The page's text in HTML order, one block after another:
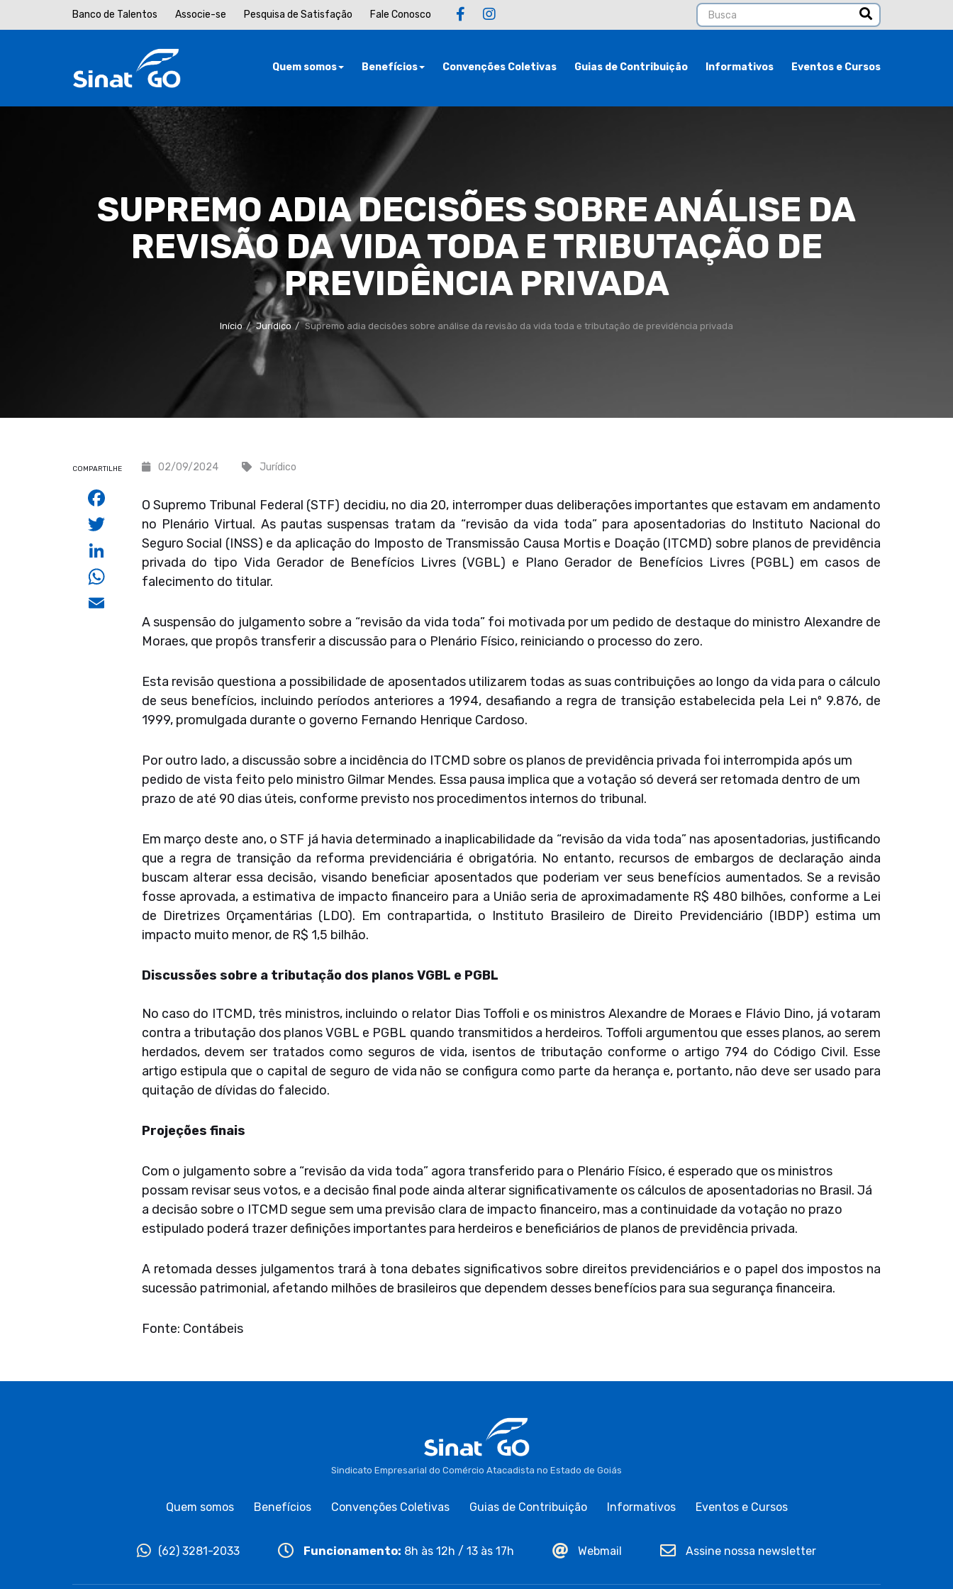
Banco de Talentos Associe-se Pesquisa de Satisfação Fale Conosco
Quem somos Benefícios Convenções Coletivas Guias de Contribuição Informativos Eventos e Cursos
SUPREMO ADIA DECISÕES SOBRE ANÁLISE DA
REVISÃO DA VIDA TODA E TRIBUTAÇÃO DE
PREVIDÊNCIA PRIVADA
Início Jurídico Supremo adia decisões sobre análise da revisão da vida toda e tributação de previdência privada
02/09/2024 Jurídico
O Supremo Tribunal Federal (STF) decidiu, no dia 20, interromper duas deliberações importantes que estavam em andamento
no Plenário Virtual. As pautas suspensas tratam da “revisão da vida toda” para aposentadorias do Instituto Nacional do
Seguro Social (INSS) e da aplicação do Imposto de Transmissão Causa Mortis e Doação (ITCMD) sobre planos de previdência
privada do tipo Vida Gerador de Benefícios Livres (VGBL) e Plano Gerador de Benefícios Livres (PGBL) em casos de
falecimento do titular.
A suspensão do julgamento sobre a “revisão da vida toda” foi motivada por um pedido de destaque do ministro Alexandre de
Moraes, que propôs transferir a discussão para o Plenário Físico, reiniciando o processo do zero.
Esta revisão questiona a possibilidade de aposentados utilizarem todas as suas contribuições ao longo da vida para o cálculo
de seus benefícios, incluindo períodos anteriores a 1994, desafiando a regra de transição estabelecida pela Lei nº 9.876, de
1999, promulgada durante o governo Fernando Henrique Cardoso.
Por outro lado, a discussão sobre a incidência do ITCMD sobre os planos de previdência privada foi interrompida após um
pedido de vista feito pelo ministro Gilmar Mendes. Essa pausa implica que a votação só deverá ser retomada dentro de um
prazo de até 90 dias úteis, conforme previsto nos procedimentos internos do tribunal.
Em março deste ano, o STF já havia determinado a inaplicabilidade da “revisão da vida toda” nas aposentadorias, justificando
que a regra de transição da reforma previdenciária é obrigatória. No entanto, recursos de embargos de declaração ainda
buscam alterar essa decisão, visando beneficiar aposentados que poderiam ver seus benefícios aumentados. Se a revisão
fosse aprovada, a estimativa de impacto financeiro para a União seria de aproximadamente R$ 480 bilhões, conforme a Lei
de Diretrizes Orçamentárias (LDO). Em contrapartida, o Instituto Brasileiro de Direito Previdenciário (IBDP) estima um
impacto muito menor, de R$ 1,5 bilhão.
Discussões sobre a tributação dos planos VGBL e PGBL
No caso do ITCMD, três ministros, incluindo o relator Dias Toffoli e os ministros Alexandre de Moraes e Flávio Dino, já votaram
contra a tributação dos planos VGBL e PGBL quando transmitidos a herdeiros. Toffoli argumentou que esses planos, ao serem
herdados, devem ser tratados como seguros de vida, isentos de tributação conforme o artigo 794 do Código Civil. Esse
artigo estipula que o capital de seguro de vida não se configura como parte da herança e, portanto, não deve ser usado para
quitação de dívidas do falecido.
Projeções finais
Com o julgamento sobre a “revisão da vida toda” agora transferido para o Plenário Físico, é esperado que os ministros
possam revisar seus votos, e a decisão final pode ainda alterar significativamente os cálculos de aposentadorias no Brasil. Já
a decisão sobre o ITCMD segue sem uma previsão clara de impacto financeiro, mas a continuidade da votação no prazo
estipulado poderá trazer definições importantes para herdeiros e beneficiários de planos de previdência privada.
A retomada desses julgamentos trará à tona debates significativos sobre direitos previdenciários e o papel dos impostos na
sucessão patrimonial, afetando milhões de brasileiros que dependem desses benefícios para sua segurança financeira.
Fonte: Contábeis
COMPARTILHE
Facebook
Twitter
LinkedIn
WhatsApp
Sindicato Empresarial do Comércio Atacadista no Estado de Goiás
Quem somos Benefícios Convenções Coletivas Guias de Contribuição Informativos Eventos e Cursos
(62) 3281-2033 Funcionamento: 8h às 12h / 13 às 17h Webmail Assine nossa newsletter